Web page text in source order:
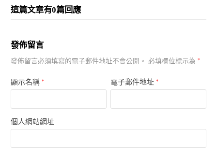
這篇文章有0篇回應
發佈留言
發佈留言必須填寫的電子郵件地址不會公開。 必填欄位標示為*
顯示名稱* 電子郵件地址*
個人網站網址